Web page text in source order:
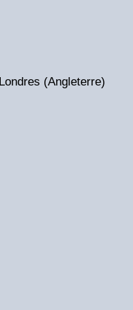
(Angleterre)